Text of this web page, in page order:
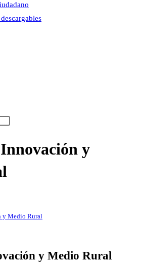
y
y Medio Rural
y Medio Rural